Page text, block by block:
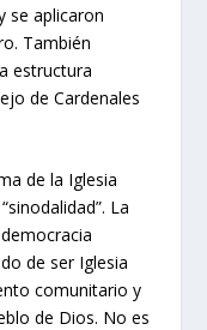
se aplicaron
También
estructura
de Cardenales
de la Iglesia
La
de ser Iglesia
comunitario y
de Dios. No es